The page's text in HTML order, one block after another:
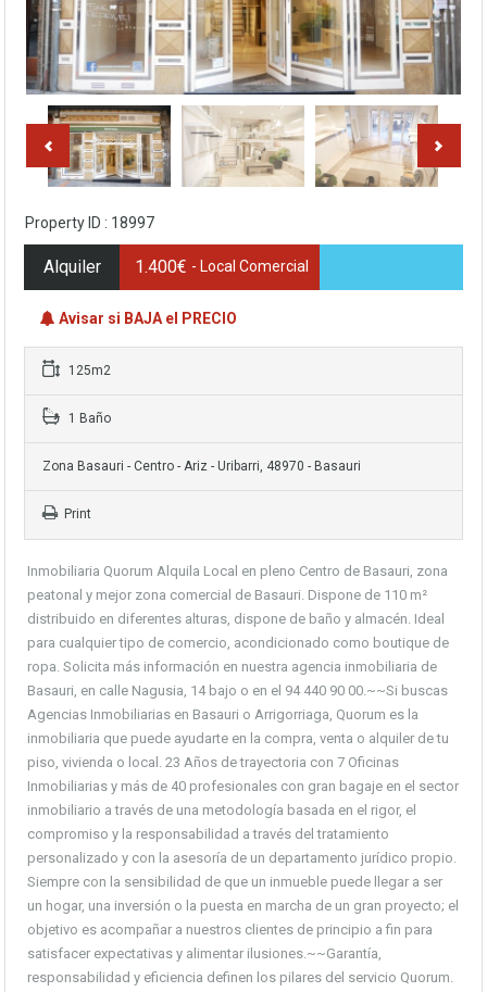
Property ID : 18997
Alquiler 1.400€ - Local Comercial
Avisar si BAJA el PRECIO
125m2
1 Baño
Zona Basauri - Centro - Ariz - Uribarri, 48970 - Basauri
Print
Inmobiliaria Quorum Alquila Local en pleno Centro de Basauri, zona
peatonal y mejor zona comercial de Basauri. Dispone de 110 m²
distribuido en diferentes alturas, dispone de baño y almacén. Ideal
para cualquier tipo de comercio, acondicionado como boutique de
ropa. Solicita más información en nuestra agencia inmobiliaria de
Basauri, en calle Nagusia, 14 bajo o en el 94 440 90 00.~~Si buscas
Agencias Inmobiliarias en Basauri o Arrigorriaga, Quorum es la
inmobiliaria que puede ayudarte en la compra, venta o alquiler de tu
piso, vivienda o local. 23 Años de trayectoria con 7 Oficinas
Inmobiliarias y más de 40 profesionales con gran bagaje en el sector
inmobiliario a través de una metodología basada en el rigor, el
compromiso y la responsabilidad a través del tratamiento
personalizado y con la asesoría de un departamento jurídico propio.
Siempre con la sensibilidad de que un inmueble puede llegar a ser
un hogar, una inversión o la puesta en marcha de un gran proyecto; el
objetivo es acompañar a nuestros clientes de principio a fin para
satisfacer expectativas y alimentar ilusiones.~~Garantía,
responsabilidad y eficiencia definen los pilares del servicio Quorum.